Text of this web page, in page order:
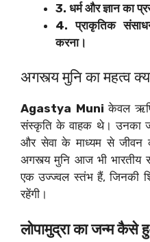
3. धर्म और ज्ञान का
4. प्राकृतिक
करना।
अगस्त्य मुनि का महत्व
Agastya Muniकेवल
संस्कृति के वाहक थे। उनका
और सेवा के माध्यम से जीवन
अगस्त्य मुनि आज भी भारतीय
एक उज्ज्वल स्तंभ हैं, जिनकी
रहेंगी।
लोपामुद्रा का जन्म कैसे